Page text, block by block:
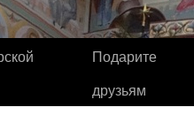
Подарите
друзьям